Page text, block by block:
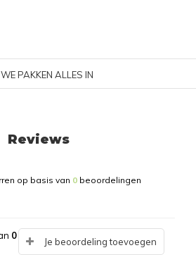
WE PAKKEN ALLES IN
Reviews
op basis van 0 beoordelingen
0
Je beoordeling toevoegen